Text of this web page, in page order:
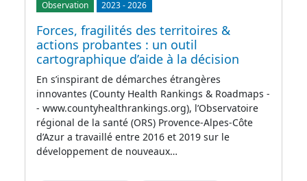
Observation 2023-2026
Forces, fragilités des territoires &
actions probantes : un outil
cartographique d’aide à la décision
En s’inspirant de démarches étrangères
innovantes (County Health Rankings & Roadmaps -
- www.countyhealthrankings.org), l’Observatoire
régional de la santé (ORS) Provence-Alpes-Côte
d’Azur a travaillé entre 2016 et 2019 sur le
développement de nouveaux…